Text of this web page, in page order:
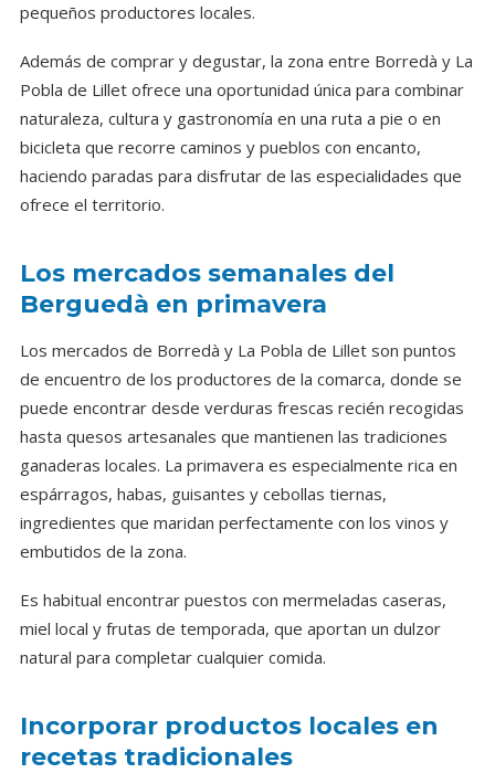
pequeños productores locales.
Además de comprar y degustar, la zona entre Borredà y La
Pobla de Lillet ofrece una oportunidad única para combinar
naturaleza, cultura y gastronomía en una ruta a pie o en
bicicleta que recorre caminos y pueblos con encanto,
haciendo paradas para disfrutar de las especialidades que
ofrece el territorio.
Los mercados semanales del
Berguedà en primavera
Los mercados de Borredà y La Pobla de Lillet son puntos
de encuentro de los productores de la comarca, donde se
puede encontrar desde verduras frescas recién recogidas
hasta quesos artesanales que mantienen las tradiciones
ganaderas locales. La primavera es especialmente rica en
espárragos, habas, guisantes y cebollas tiernas,
ingredientes que maridan perfectamente con los vinos y
embutidos de la zona.
Es habitual encontrar puestos con mermeladas caseras,
miel local y frutas de temporada, que aportan un dulzor
natural para completar cualquier comida.
Incorporar productos locales en
recetas tradicionales